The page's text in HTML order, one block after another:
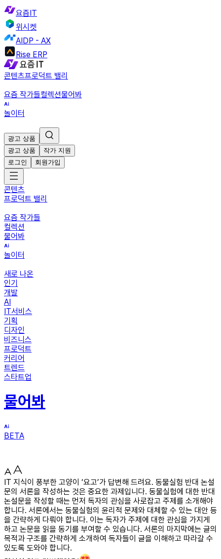
요즘IT
위시켓
AIDP - AX
Rise ERP
콘텐츠프로덕트 밸리
요즘 작가들컬렉션물어봐
놀이터
광고 상품
광고 상품
작가 지원
로그인
회원가입
콘텐츠
프로덕트 밸리
요즘 작가들
컬렉션
물어봐
놀이터
새로 나온
인기
개발
AI
IT서비스
기획
디자인
비즈니스
프로덕트
커리어
트렌드
스타트업
물어봐
BETA
IT 지식이 풍부한 고양이 ‘요고’가 답변해 드려요. 동물실험 반대 논설
문의 서론을 작성하는 것은 중요한 과제입니다. 동물실험에 대한 반대
논설문을 작성할 때는 먼저 독자의 관심을 사로잡고 주제를 소개해야
합니다. 서론에서는 동물실험의 윤리적 문제와 대체할 수 있는 대안 등
을 간략하게 다뤄야 합니다. 이는 독자가 주제에 대한 관심을 가지게
하고 논문을 읽을 동기를 부여할 수 있습니다. 서론의 마지막에는 글의
목적과 구조를 간략하게 소개하여 독자들이 글을 이해하고 따라갈 수
있도록 도와야 합니다.